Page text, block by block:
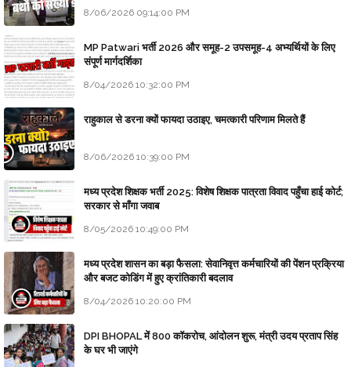
8/06/2026 09:14:00 PM
MP Patwari भर्ती 2026 और समूह-2 उपसमूह-4 अभ्यर्थियों के लिए
संपूर्ण मार्गदर्शिका
8/04/2026 10:32:00 PM
राहुकाल से डरना क्यों फायदा उठाइए, चमत्कारी परिणाम मिलते हैं
8/06/2026 10:39:00 PM
मध्य प्रदेश शिक्षक भर्ती 2025: विशेष शिक्षक पात्रता विवाद पहुँचा हाई कोर्ट;
सरकार से माँगा जवाब
8/05/2026 10:49:00 PM
मध्य प्रदेश शासन का बड़ा फैसला: सेवानिवृत्त कर्मचारियों की पेंशन प्रक्रिया
और बजट कोडिंग में हुए क्रांतिकारी बदलाव
8/04/2026 10:20:00 PM
DPI BHOPAL में 800 कॉकरोच, आंदोलन शुरू, मंत्री उदय प्रताप सिंह
के घर भी जाएंगे